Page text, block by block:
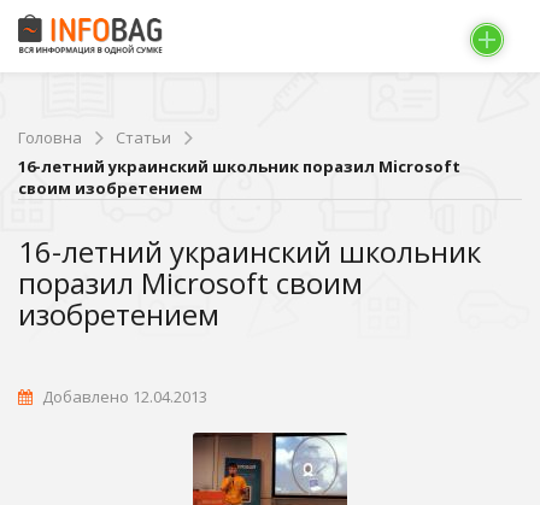
Головна
Статьи
16-летний украинский школьник поразил Microsoft
своим изобретением
16-летний украинский школьник
поразил Microsoft своим
изобретением
Добавлено 12.04.2013